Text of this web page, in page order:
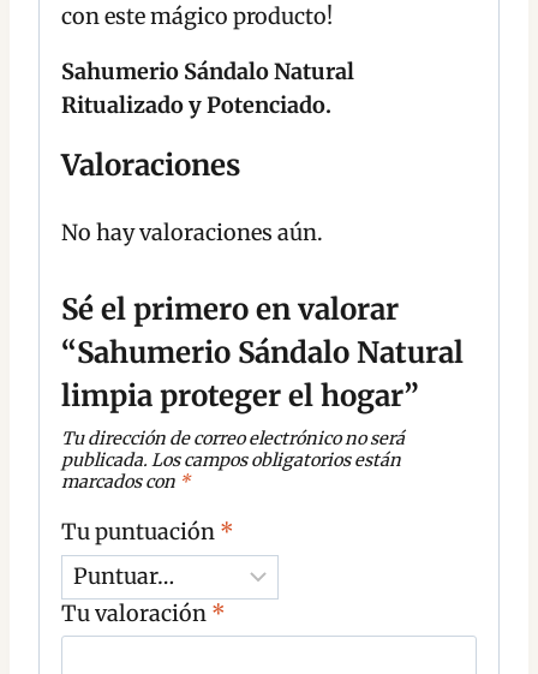
con este mágico producto!
Sahumerio Sándalo Natural
Ritualizado y Potenciado.
Valoraciones
No hay valoraciones aún.
Sé el primero en valorar
“Sahumerio Sándalo Natural
limpia proteger el hogar”
Tu dirección de correo electrónico no será
publicada. Los campos obligatorios están
marcados con *
Tu puntuación *
Tu valoración *